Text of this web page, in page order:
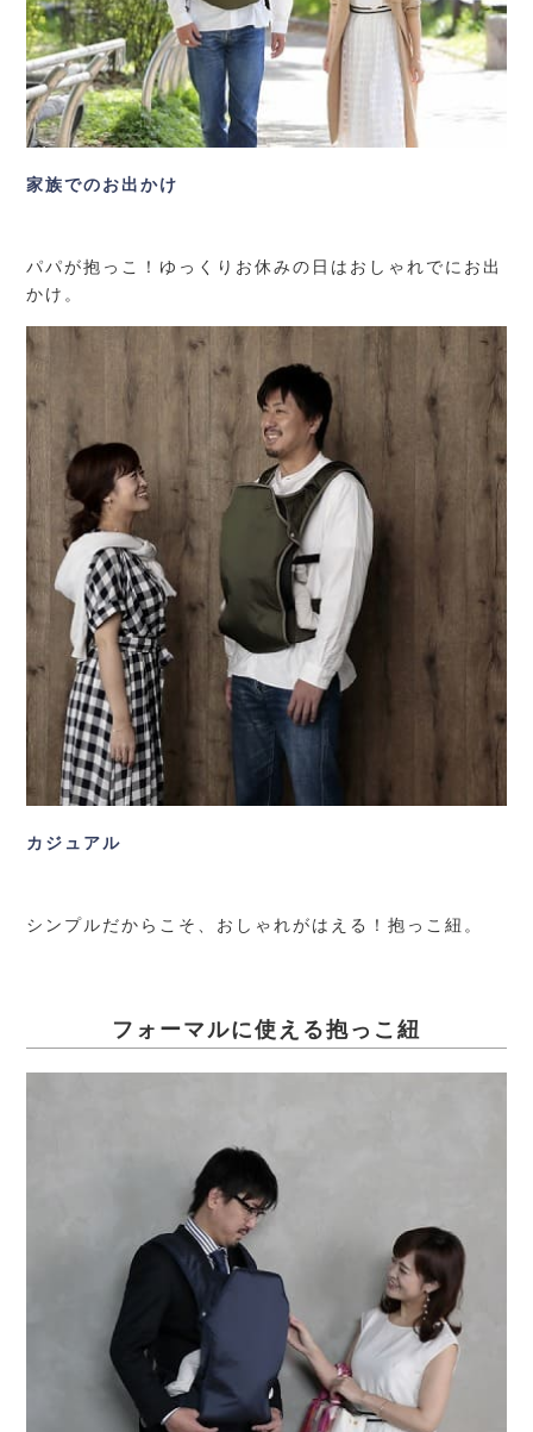
家族でのお出かけ
パパが抱っこ！ゆっくりお休みの日はおしゃれでにお出
かけ。
カジュアル
シンプルだからこそ、おしゃれがはえる！抱っこ紐。
フォーマルに使える抱っこ紐